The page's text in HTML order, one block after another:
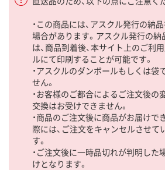
・この商品には、アスクル発行の納
場合があります。アスクル発行の
は、商品到着後、本サイト上のご利
ルにて印刷することが可能です。
・アスクルのダンボールもしくは袋
せん。
・お客様のご都合によるご注文後の
交換はお受けできません。
・商品のご注文後に商品がお届けで
際には、ご注文をキャンセルさせて
す。
・ご注文後に一時品切れが判明した
けとなります。